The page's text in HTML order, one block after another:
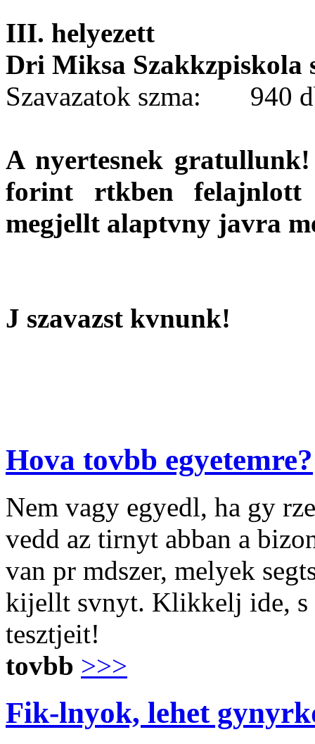
III. helyezett
Dri Miksa Szakkzpiskola
Szavazatok szma: 940
A nyertesnek
forint rtkben
megjellt alaptvny javra
J szavazst kvnunk!
Hova tovbb egyetemre?
Nem vagy egyedl, ha gy
vedd az tirnyt abban a
van pr mdszer, melyek
kijellt svnyt. Klikkelj ide, s
tesztjeit!
tovbb >>>
Fik-lnyok, lehet